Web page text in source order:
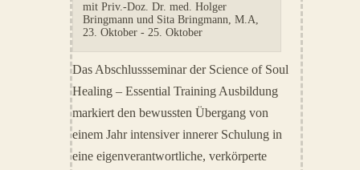
mit Priv.-Doz. Dr. med. Holger
Bringmann und Sita Bringmann, M.A,
23. Oktober - 25. Oktober
Das Abschlussseminar der Science of Soul
Healing – Essential Training Ausbildung
markiert den bewussten Übergang von
einem Jahr intensiver innerer Schulung in
eine eigenverantwortliche, verkörperte